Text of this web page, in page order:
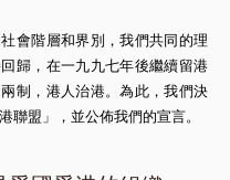
會階層和界別，我們共同的理
歸，在一九九七年後繼續留港
制，港人治港。為此，我們決
聯盟」，並公佈我們的宣言。